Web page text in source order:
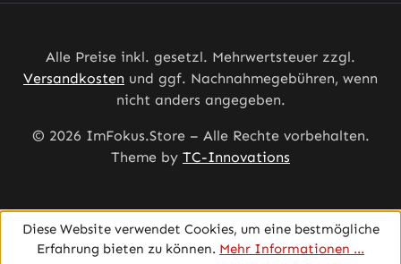
Alle Preise inkl. gesetzl. Mehrwertsteuer zzgl.
Versandkosten und ggf. Nachnahmegebühren, wenn
nicht anders angegeben.
© 2026 ImFokus.Store – Alle Rechte vorbehalten.
Theme by TC-Innovations
Diese Website verwendet Cookies, um eine bestmögliche
Erfahrung bieten zu können. Mehr Informationen ...